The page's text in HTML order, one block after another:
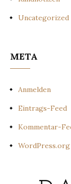
Uncategorized
META
Anmelden
Eintrags-Feed
Kommentar-
WordPress.org